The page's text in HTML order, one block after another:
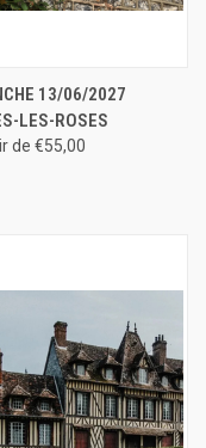
13/06/2027
LES-ROSES
de €55,00